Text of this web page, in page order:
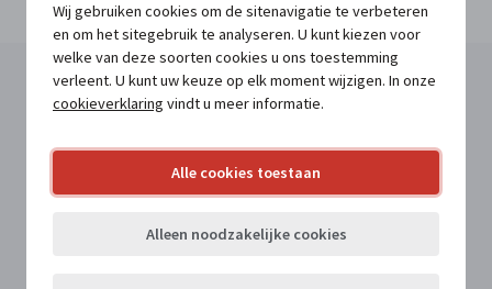
Wij gebruiken cookies om de sitenavigatie te verbeteren
en om het sitegebruik te analyseren. U kunt kiezen voor
welke van deze soorten cookies u ons toestemming
verleent. U kunt uw keuze op elk moment wijzigen. In onze
cookieverklaring vindt u meer informatie.
Alle cookies toestaan
Alleen noodzakelijke cookies
Lees meer in MATConnect
VOOR ABONNEES